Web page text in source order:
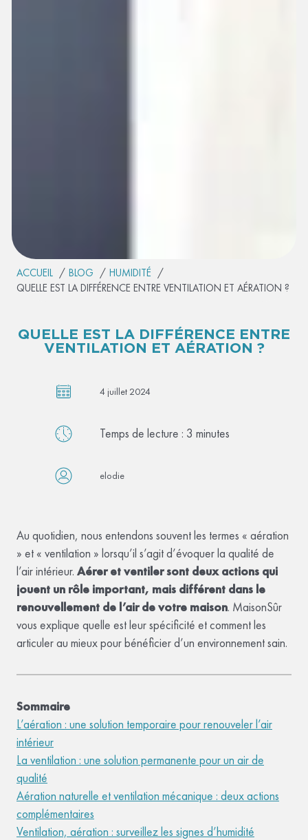
ACCUEIL BLOG
HUMIDITÉ
QUELLE EST LA DIFFÉRENCE ENTRE VENTILATION ET AÉRATION ?
QUELLE EST LA DIFFÉRENCE ENTRE
VENTILATION ET AÉRATION ?
4 juillet 2024
Temps de lecture : 3 minutes
elodie
Au quotidien, nous entendons souvent les termes « aération
» et « ventilation » lorsqu’il s’agit d’évoquer la qualité de
l’air intérieur. Aérer et ventiler sont deux actions qui
jouent un rôle important, mais différent dans le
renouvellement de l’air de votre maison. MaisonSûr
vous explique quelle est leur spécificité et comment les
articuler au mieux pour bénéficier d’un environnement sain.
Sommaire
L’aération : une solution temporaire pour renouveler l’air
intérieur
La ventilation : une solution permanente pour un air de
qualité
Aération naturelle et ventilation mécanique : deux actions
complémentaires
Ventilation, aération : surveillez les signes d’humidité